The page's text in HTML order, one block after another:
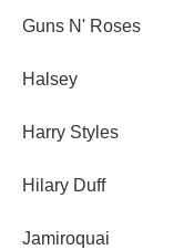
Guns N' Roses
Halsey
Harry Styles
Hilary Duff
Jamiroquai